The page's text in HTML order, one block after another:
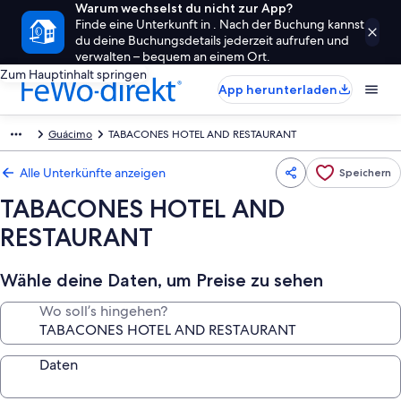
Warum wechselst du nicht zur App?
Finde eine Unterkunft in . Nach der Buchung kannst
du deine Buchungsdetails jederzeit aufrufen und
verwalten – bequem an einem Ort.
Zum Hauptinhalt springen
App herunterladen
Guácimo TABACONES HOTEL AND RESTAURANT
Alle Unterkünfte anzeigen Speichern
TABACONES HOTEL AND
RESTAURANT
Wähle deine Daten, um Preise zu sehen
Wo soll’s hingehen?
Daten